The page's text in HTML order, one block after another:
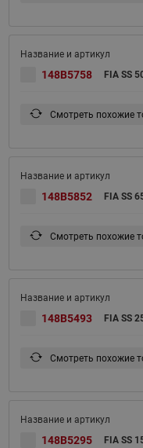
148B5758 FIA SS
Смотреть похожие
148B5852 FIA SS
Смотреть похожие
148B5493 FIA SS
Смотреть похожие
148B5295 FIA SS